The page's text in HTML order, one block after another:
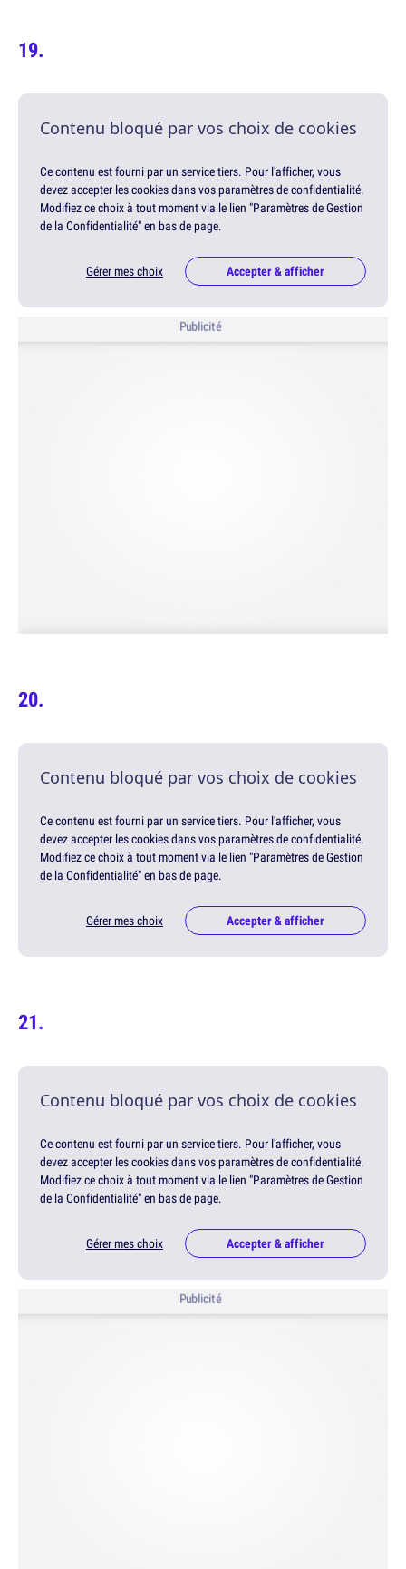
Contenu bloqué par vos choix de cookies
Ce contenu est fourni par un service tiers. Pour l'afficher, vous
devez accepter les cookies dans vos paramètres de confidentialité.
Modifiez ce choix à tout moment via le lien "Paramètres de Gestion
de la Confidentialité" en bas de page.
Gérer mes choix Accepter & afficher
Publicité
Contenu bloqué par vos choix de cookies
Ce contenu est fourni par un service tiers. Pour l'afficher, vous
devez accepter les cookies dans vos paramètres de confidentialité.
Modifiez ce choix à tout moment via le lien "Paramètres de Gestion
de la Confidentialité" en bas de page.
Gérer mes choix Accepter & afficher
Contenu bloqué par vos choix de cookies
Ce contenu est fourni par un service tiers. Pour l'afficher, vous
devez accepter les cookies dans vos paramètres de confidentialité.
Modifiez ce choix à tout moment via le lien "Paramètres de Gestion
de la Confidentialité" en bas de page.
Gérer mes choix Accepter & afficher
Publicité